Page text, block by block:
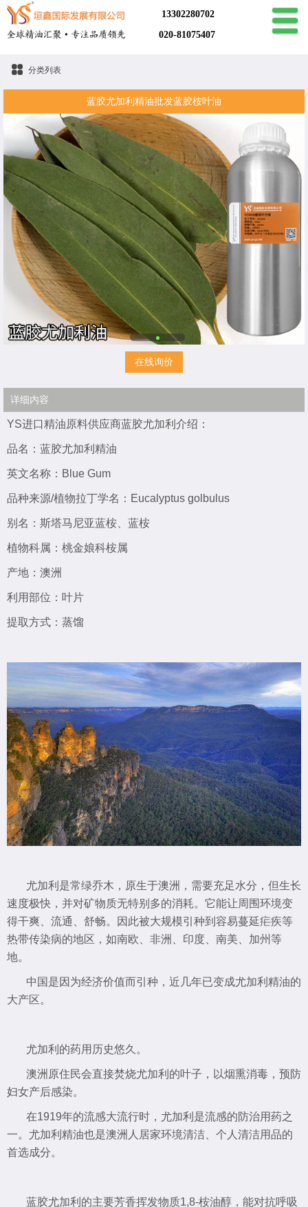
13302280702
020-81075407
分类列表
蓝胶尤加利精油批发蓝胶桉叶油
在线询价
详细内容
YS进口精油原料供应商蓝胶尤加利介绍：
品名：蓝胶尤加利精油
英文名称：Blue Gum
品种来源/植物拉丁学名： Eucalyptus golbulus
别名：斯塔马尼亚蓝桉、蓝桉
植物科属：桃金娘科桉属
产地：澳洲
利用部位：叶片
提取方式：蒸馏
尤加利是常绿乔木，原生于澳洲，需要充足水分，但生长
速度极快，并对矿物质无特别多的消耗。它能让周围环境变
得干爽、流通、舒畅。因此被大规模引种到容易蔓延疟疾等
热带传染病的地区，如南欧、非洲、印度、南美、加州等
地。
中国是因为经济价值而引种，近几年已变成尤加利精油的
大产区。
尤加利的药用历史悠久。
澳洲原住民会直接焚烧尤加利的叶子，以烟熏消毒，预防
妇女产后感染。
在1919年的流感大流行时，尤加利是流感的防治用药之
一。尤加利精油也是澳洲人居家环境清洁、个人清洁用品的
首选成分。
蓝胶尤加利的主要芳香挥发物质1,8-桉油醇，能对抗呼吸